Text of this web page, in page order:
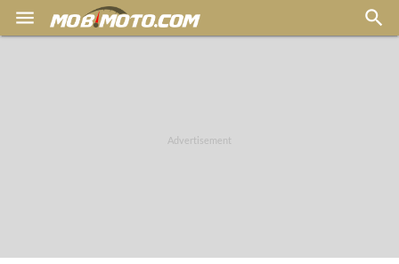
 